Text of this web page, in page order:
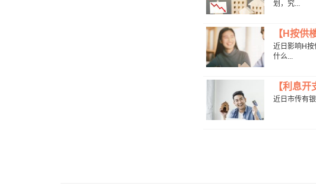
划，究...
【H按供
近日影响H
什么...
【利息
近日市传有